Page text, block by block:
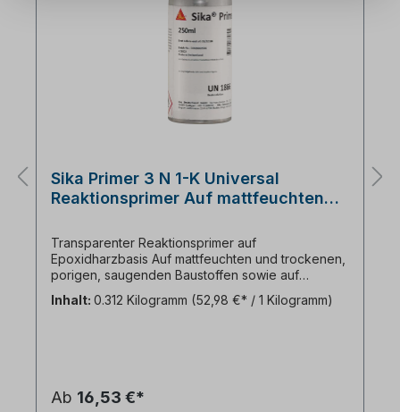
Sika Primer 3 N 1-K Universal
Reaktionsprimer Auf mattfeuchten
Baustoffen sowie auf Metallen.
Transparenter Reaktionsprimer auf
Epoxidharzbasis Auf mattfeuchten und trockenen,
porigen, saugenden Baustoffen sowie auf
Metallen Ablüftzeit min. 30 Minuten max. 8 Stunden
Ergibigkeit pro 1000ml Laufmeter Fuge ca.: Auf
Inhalt: 0.312 Kilogramm (52,98 €* / 1 Kilogramm)
Ab 16,53 €*